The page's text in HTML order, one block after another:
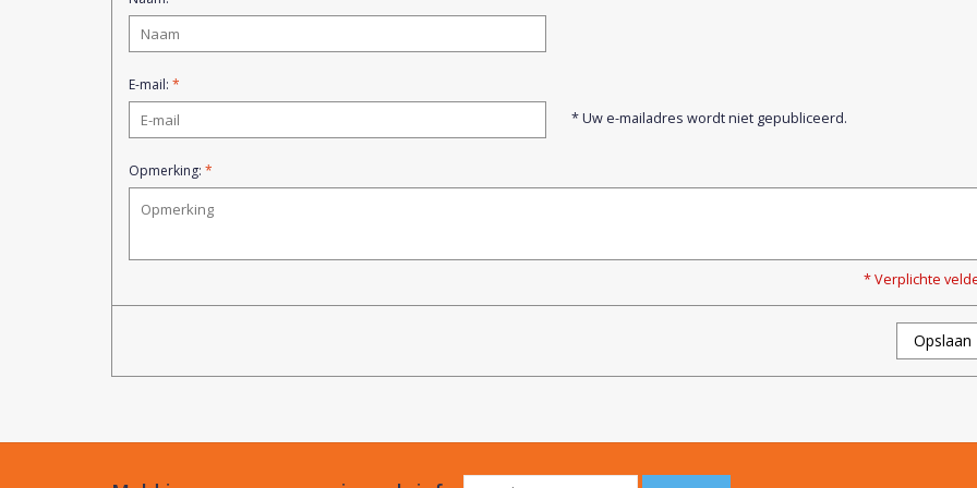
E-mail: *
* Uw e-mailadres wordt niet gepubliceerd.
Opmerking: *
* Verplichte
Opslaan